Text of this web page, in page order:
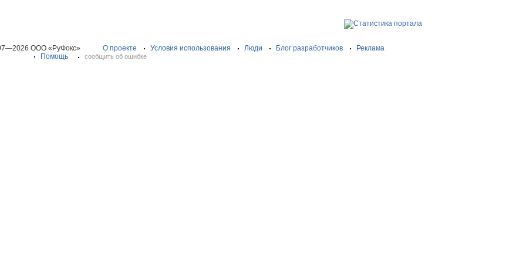
ООО «РуФокс» О проекте Условия использования Люди Блог разработчиков
Реклама
Помощь
сообщить об ошибке